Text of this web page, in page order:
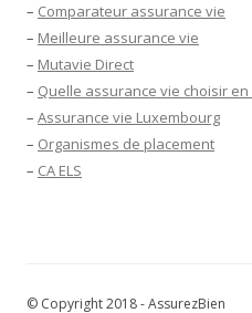
– Comparateur assurance vie
– Meilleure assurance vie
– Mutavie Direct
– Quelle assurance vie choisir en
– Assurance vie Luxembourg
– Organismes de placement
– CA ELS
© Copyright 2018 - AssurezBien